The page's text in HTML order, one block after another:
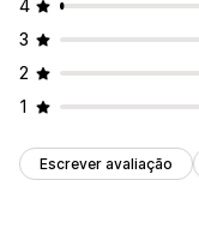
4
3
2
1
Escrever avaliação